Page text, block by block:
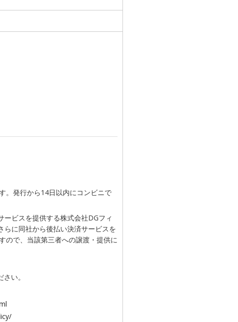
。発行から14日以内にコンビニで
ビスを提供する株式会社DGフィ
らに同社から後払い決済サービスを
ので、当該第三者への譲渡・提供に
い。